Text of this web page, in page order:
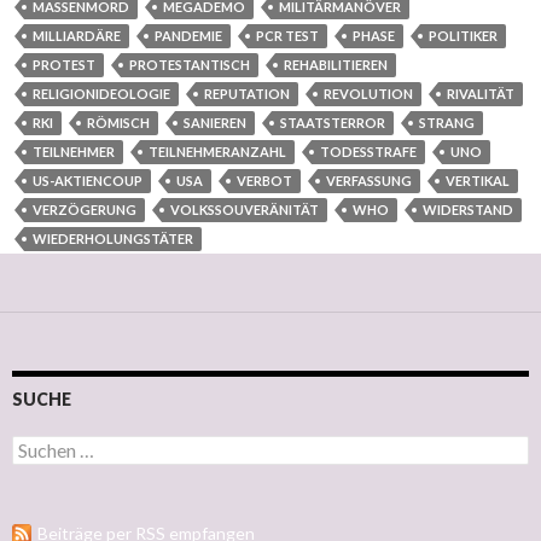
MASSENMORD
MEGADEMO
MILITÄRMANÖVER
MILLIARDÄRE
PANDEMIE PCR TEST PHASE
POLITIKER
PROTEST
PROTESTANTISCH
REHABILITIEREN
RELIGIONIDEOLOGIE
REPUTATION REVOLUTION
RIVALITÄT
RKI
RÖMISCH SANIEREN STAATSTERROR
STRANG
TEILNEHMER
TEILNEHMERANZAHL TODESSTRAFE
UNO
US-AKTIENCOUP
USA VERBOT VERFASSUNG
VERTIKAL
VERZÖGERUNG
VOLKSSOUVERÄNITÄT WHO
WIDERSTAND
WIEDERHOLUNGSTÄTER
SUCHE
Suchen nach:
Beiträge per RSS empfangen